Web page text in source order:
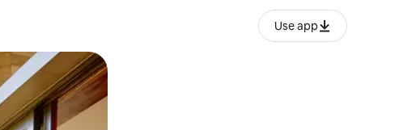
Use app